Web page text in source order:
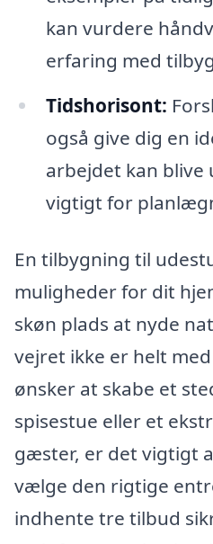
kan vurdere
erfaring med
Tidshorisont:
også give dig en
arbejdet kan
vigtigt for
En tilbygning til
muligheder for dit
skøn plads at nyde
vejret ikke er helt
ønsker at skabe et
spisestue eller et
gæster, er det vigtigt
vælge den rigtige
indhente tre tilbud